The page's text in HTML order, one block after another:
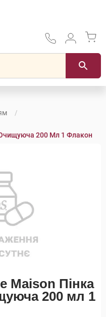
200 Мл 1 Флакон
Maison Пінка
200 мл 1